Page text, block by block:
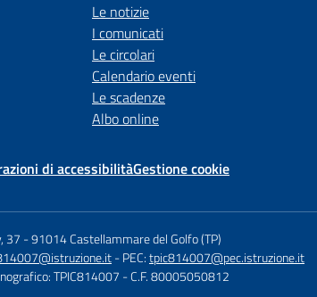
Le notizie
I comunicati
Le circolari
Calendario eventi
Le scadenze
Albo online
di accessibilitàGestione cookie
37 -91014 Castellammare del Golfo (TP)
- PEC:tpic814007@pec.istruzione.it
TPIC814007 - C.F. 80005050812